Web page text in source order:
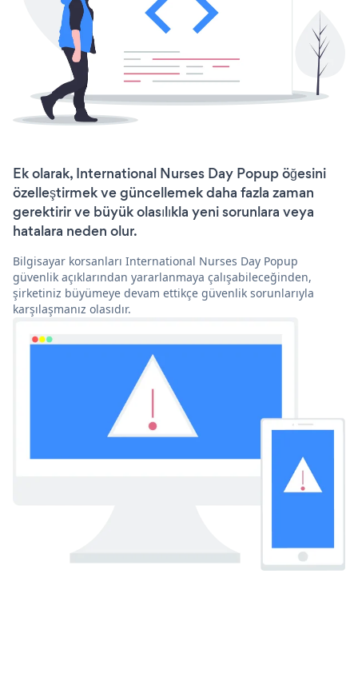
Ek olarak, International Nurses Day Popup öğesini
özelleştirmek ve güncellemek daha fazla zaman
gerektirir ve büyük olasılıkla yeni sorunlara veya
hatalara neden olur.
Bilgisayar korsanları International Nurses Day Popup
güvenlik açıklarından yararlanmaya çalışabileceğinden,
şirketiniz büyümeye devam ettikçe güvenlik sorunlarıyla
karşılaşmanız olasıdır.